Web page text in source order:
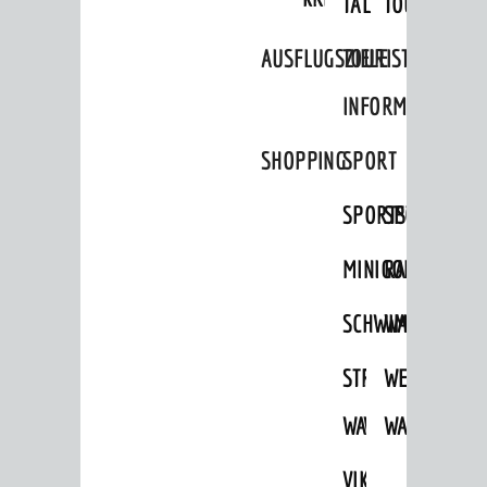
AUSFLUGSZIELE
TOURIST
INFORMATION
SHOPPINGSPORT
SPORTSTÄTTEN
MINIGOLFRADFAHREN
SCHWIMMEN
STRANDBAD
WAIDSEE
TSG
VIKTOR-
WANDERN
WEINHEIMER